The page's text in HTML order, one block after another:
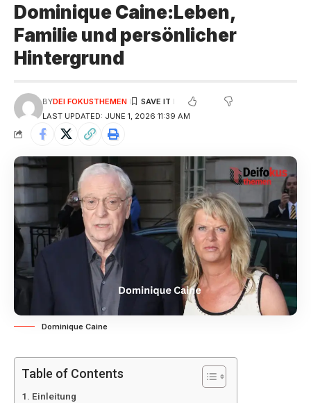
Dominique Caine:Leben,
Familie und persönlicher
Hintergrund
LAST UPDATED: JUNE 1, 2026 11:39 AM
BYDEI FOKUSTHEMEN
Dominique Caine
Table of Contents
Einleitung